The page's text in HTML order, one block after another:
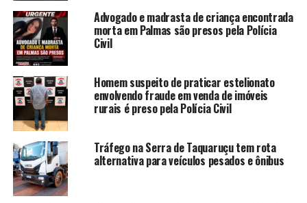
Advogado e madrasta de criança encontrada
morta em Palmas são presos pela Polícia
Civil
Homem suspeito de praticar estelionato
envolvendo fraude em venda de imóveis
rurais é preso pela Polícia Civil
Tráfego na Serra de Taquaruçu tem rota
alternativa para veículos pesados e ônibus